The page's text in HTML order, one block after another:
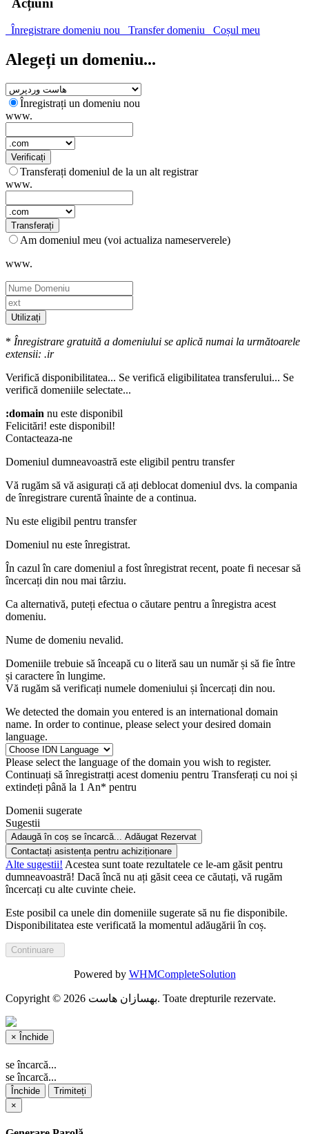
Acțiuni
Înregistrare domeniu nou Transfer domeniu Coșul meu
Alegeți un domeniu...
Înregistrați un domeniu nou
www.
Verificați
Transferați domeniul de la un alt registrar
www.
Transferați
Am domeniul meu (voi actualiza nameserverele)
www.
Utilizați
* Înregistrare gratuită a domeniului se aplică numai la următoarele
extensii: .ir
Verifică disponibilitatea... Se verifică eligibilitatea transferului... Se
verifică domeniile selectate...
:domain nu este disponibil
Felicitări! este disponibil!
Contacteaza-ne
Domeniul dumneavoastră este eligibil pentru transfer
Vă rugăm să vă asigurați că ați deblocat domeniul dvs. la compania
de înregistrare curentă înainte de a continua.
Nu este eligibil pentru transfer
Domeniul nu este înregistrat.
În cazul în care domeniul a fost înregistrat recent, poate fi necesar să
încercați din nou mai târziu.
Ca alternativă, puteți efectua o căutare pentru a înregistra acest
domeniu.
Nume de domeniu nevalid.
Domeniile trebuie să înceapă cu o literă sau un numărși să fie între
și caractere în lungime.
Vă rugăm să verificați numele domeniului și încercați din nou.
We detected the domain you entered is an international domain
name. In order to continue, please select your desired domain
language.
Please select the language of the domain you wish to register.
Continuați să înregistratți acest domeniu pentru Transferați cu noi și
extindeți până la 1 An* pentru
Domenii sugerate
Sugestii
Adaugă în coș se încarcă... Adăugat Rezervat
Contactați asistența pentru achiziționare
Alte sugestii! Acestea sunt toate rezultatele ce le-am găsit pentru
dumneavoastră! Dacă încă nu ați găsit ceea ce căutați, vă rugăm
încercați cu alte cuvinte cheie.
Este posibil ca unele din domeniile sugerate să nu fie disponibile.
Disponibilitatea este verificată la momentul adăugării în coș.
Powered by WHMCompleteSolution
Copyright © 2026 بهسازان هاست. Toate drepturile rezervate.
× Închide
se încarcă...
se încarcă...
Închide
Trimiteți
×